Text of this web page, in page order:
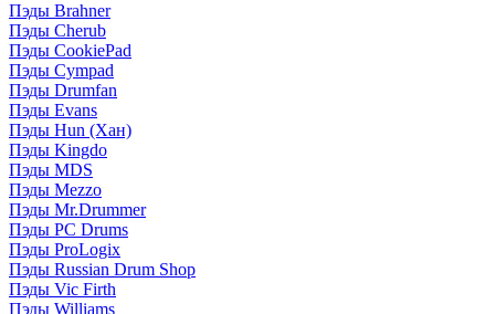
Пэды Brahner
Пэды Cherub
Пэды CookiePad
Пэды Cympad
Пэды Drumfan
Пэды Evans
Пэды Hun (Хан)
Пэды Kingdo
Пэды MDS
Пэды Mezzo
Пэды Mr.Drummer
Пэды PC Drums
Пэды ProLogix
Пэды Russian Drum Shop
Пэды Vic Firth
Пэды Williams